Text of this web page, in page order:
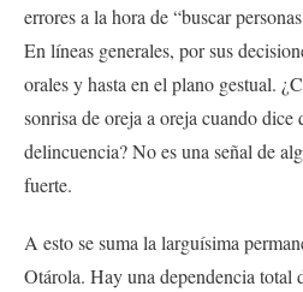
errores a la hora de “buscar
En líneas generales, por sus
orales y hasta en el plano gestual.
sonrisa de oreja a oreja cuando dice
delincuencia? No es una señal de
fuerte.
A esto se suma la larguísima
Otárola. Hay una dependencia total